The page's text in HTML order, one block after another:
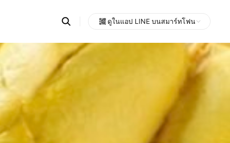
Search
OpenChats
messages
search
area
ดูในแอป LINE บนสมาร์ทโฟน